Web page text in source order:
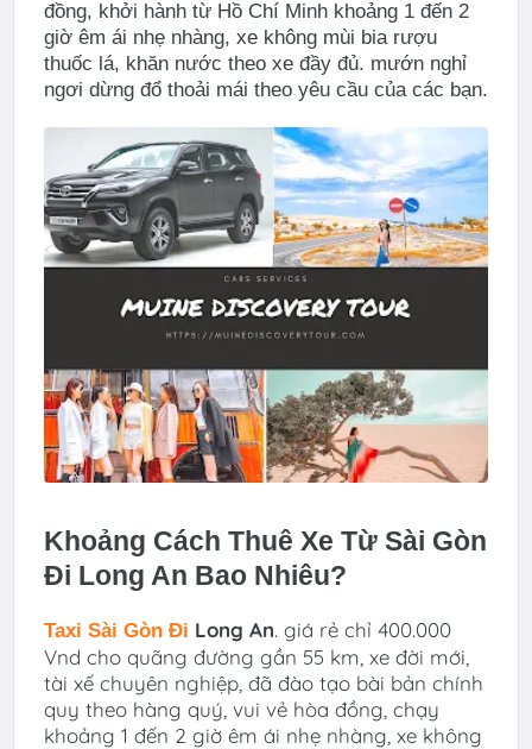
đồng, khởi hành từ Hồ Chí Minh khoảng 1 đến 2
giờ êm ái nhẹ nhàng, xe không mùi bia rượu
thuốc lá, khăn nước theo xe đầy đủ. mướn nghỉ
ngơi dừng đổ thoải mái theo yêu cầu của các bạn.
Khoảng Cách Thuê Xe Từ Sài Gòn
Đi Long An Bao Nhiêu?
Taxi Sài Gòn Đi Long An. giá rẻ chỉ 400.000
Vnd cho quãng đường gần 55 km, xe đời mới,
tài xế chuyên nghiệp, đã đào tạo bài bản chính
quy theo hàng quý, vui vẻ hòa đồng, chạy
khoảng 1 đến 2 giờ êm ái nhẹ nhàng, xe không